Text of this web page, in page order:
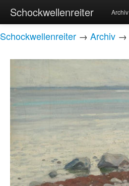
Schockwellenreiter Archiv
Schockwellenreiter → Archiv →